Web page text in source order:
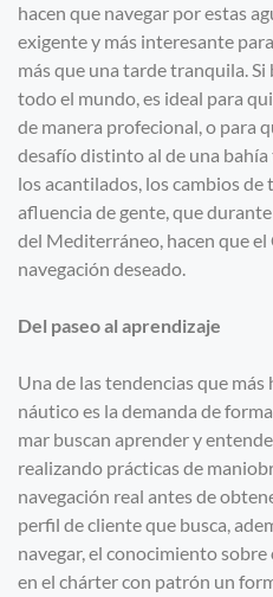
hacen que navegar por estas
exigente y más interesante
más que una tarde tranquila. Si
todo el mundo, es ideal para
de manera profecional, o para
desafío distinto al de una
los acantilados, los cambios
afluencia de gente, que
del Mediterráneo, hacen que
navegación deseado.
Del paseo al aprendizaje
Una de las tendencias que
náutico es la demanda de
mar buscan aprender y
realizando prácticas de
navegación real antes de
perfil de cliente que busca,
navegar, el conocimiento
en el chárter con patrón un